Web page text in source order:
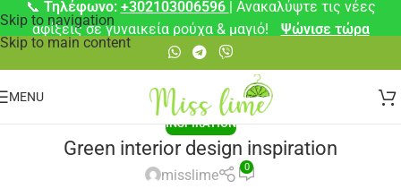
Skip to navigation
Skip to main content
📞 Τηλέφωνο: +302103006596 | Ανακαλύψτε τις νέες
αφίξεις σε γυναικεία ρούχα & μαγιό!
Ψώνισε τώρα
MENU
INSPIRATION
Green interior design inspiration
misslime 0